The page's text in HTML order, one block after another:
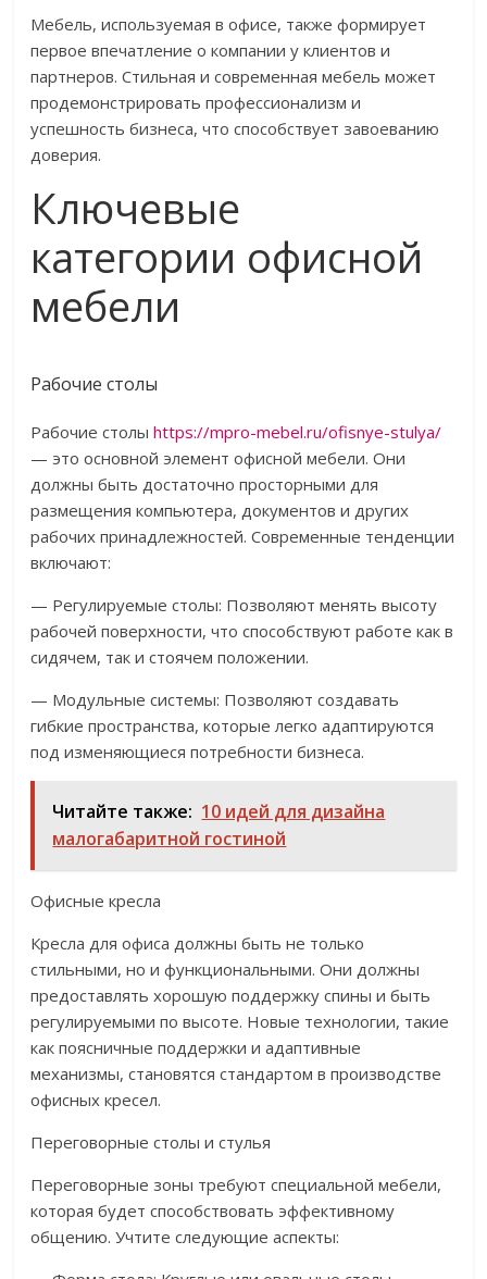
Мебель, используемая в офисе, также формирует
первое впечатление о компании у клиентов и
партнеров. Стильная и современная мебель может
продемонстрировать профессионализм и
успешность бизнеса, что способствует завоеванию
доверия.
Ключевые
категории офисной
мебели
Рабочие столы
Рабочие столыhttps://mpro-mebel.ru/ofisnye-stulya/
— это основной элемент офисной мебели. Они
должны быть достаточно просторными для
размещения компьютера, документов и других
рабочих принадлежностей. Современные тенденции
включают:
— Регулируемые столы: Позволяют менять высоту
рабочей поверхности, что способствуют работе как в
сидячем, так и стоячем положении.
— Модульные системы: Позволяют создавать
гибкие пространства, которые легко адаптируются
под изменяющиеся потребности бизнеса.
Читайте также: 10 идей для дизайна
малогабаритной гостиной
Офисные кресла
Кресла для офиса должны быть не только
стильными, но и функциональными. Они должны
предоставлять хорошую поддержку спины и быть
регулируемыми по высоте. Новые технологии, такие
как поясничные поддержки и адаптивные
механизмы, становятся стандартом в производстве
офисных кресел.
Переговорные столы и стулья
Переговорные зоны требуют специальной мебели,
которая будет способствовать эффективному
общению. Учтите следующие аспекты: